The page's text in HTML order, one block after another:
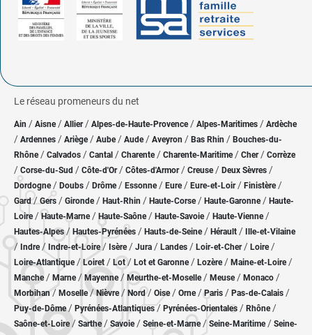
Le réseau promeneurs du net
Ain / Aisne/ Allier/ Alpes-de-Haute-Provence / Alpes-Maritimes / Ardèche
/ Ardennes / Ariège/ Aube/ Aude / Aveyron / Bas Rhin / Bouches-du-
Rhône/ Calvados / Cantal / Charente / Charente-Maritime/ Cher / Corrèze
/ Corse-du-Sud / Côte-d'Or / Côtes-d'Armor/ Creuse/ Deux Sèvres /
Dordogne/ Doubs / Drôme/ Essonne / Eure/ Eure-et-Loir / Finistère/
Gard/ Gers / Gironde/ Haut-Rhin / Haute-Corse/ Haute-Garonne/ Haute-
Loire/Haute-Marne/ Haute-Saône/ Haute-Savoie/ Haute-Vienne/
Hautes-Alpes/ Hautes-Pyrénées / Hauts-de-Seine/ Hérault / Ille-et-Vilaine
/ Indre/ Indre-et-Loire/ Isère/ Jura / Landes / Loir-et-Cher/ Loire/
Loire-Atlantique/ Loiret / Lot/ Lot et Garonne/ Lozère / Maine-et-Loire/
Manche/ Marne/ Mayenne/ Meurthe-et-Moselle/ Meuse/ Monaco /
Morbihan/ Moselle/ Nièvre / Nord/ Oise / Orne/Paris / Pas-de-Calais /
Puy-de-Dôme/ Pyrénées-Atlantiques / Pyrénées-Orientales / Rhône/
Saône-et-Loire/ Sarthe/ Savoie/ Seine-et-Marne/ Seine-Maritime/ Seine-